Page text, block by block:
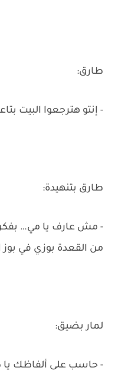
طارق:
- إنتو هترجعوا البيت
طارق بتنهيدة:
- مش عارف يا مي… بفكر
من القعدة بوزي في بوز
لمار بضيق:
- حاسب على ألفاظك يا